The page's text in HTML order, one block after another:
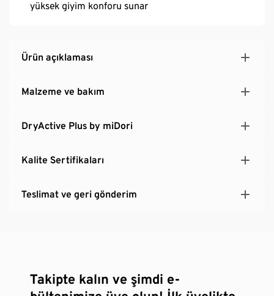
yüksek giyim konforu sunar
Ürün açıklaması
Malzeme ve bakım
DryActive Plus by miDori
Kalite Sertifikaları
Teslimat ve geri gönderim
Takipte kalın ve şimdi e-